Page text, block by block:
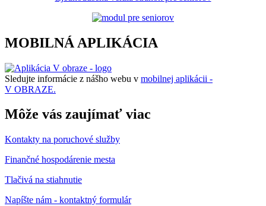
MOBILNÁ APLIKÁCIA
Sledujte informácie z nášho webu v mobilnej aplikácii -
V OBRAZE.
Môže vás zaujímať viac
Kontakty na poruchové služby
Finančné hospodárenie mesta
Tlačivá na stiahnutie
Napíšte nám - kontaktný formulár